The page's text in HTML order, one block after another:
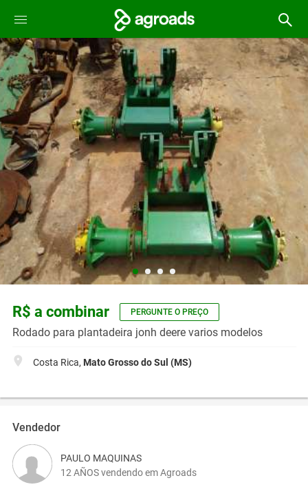
R$ a combinar PERGUNTE O PREÇO
Rodado para plantadeira jonh deere varios modelos
Costa Rica, Mato Grosso do Sul (MS)
Vendedor
PAULO MAQUINAS
12 AÑOS vendendo em Agroads